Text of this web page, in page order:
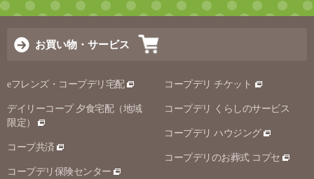
お買い物・サービス
eフレンズ・コープデリ宅配
デイリーコープ 夕食宅配（地域
限定）
コープ共済
コープデリ保険センター
コープデリ チケット
コープデリ くらしのサービス
コープデリ ハウジング
コープデリのお葬式 コプセ